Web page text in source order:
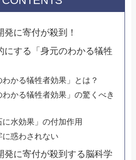
発に寄付が殺到！
にする「身元のわかる犠牲
わかる犠牲者効果」とは？
わかる犠牲者効果」の驚くべき
に水効果」の付加作用
に惑わされない
発に寄付が殺到する脳科学